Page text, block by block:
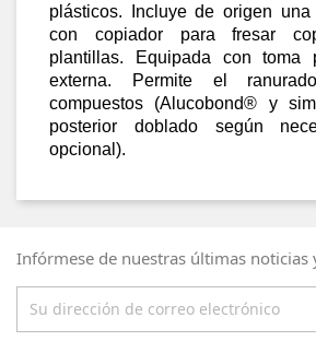
plásticos. Incluye de origen una
con copiador para fresar
plantillas.
Equipada con toma
externa.
Permite el
compuestos (Alucobond® y
posterior doblado según
opcional).
Infórmese de nuestras últimas noticias